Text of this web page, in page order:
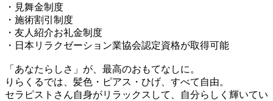
・見舞金制度
・施術割引制度
・友人紹介お礼金制度
・日本リラクゼーション業協会認定資格が取得可能
「あなたらしさ」が、最高のおもてなしに。
りらくるでは、髪色・ピアス・ひげ、すべて自由。
セラピストさん自身がリラックスして、自分らしく輝いてい